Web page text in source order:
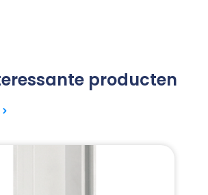
producten